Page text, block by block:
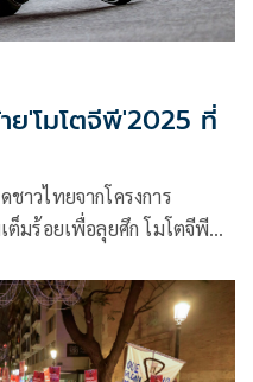
'โมโตจีพี'2025 ที่
าวไทยจากโครงการ
ต็มร้อยเพื่อลุยศึก โมโตจีพี
ว่างวันที่ 14-16 พฤศจิกายน
าเลนเซีย ประเทศสเปน